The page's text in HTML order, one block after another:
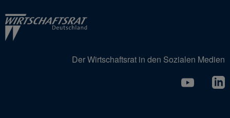
Der Wirtschaftsrat in den Sozialen Medien